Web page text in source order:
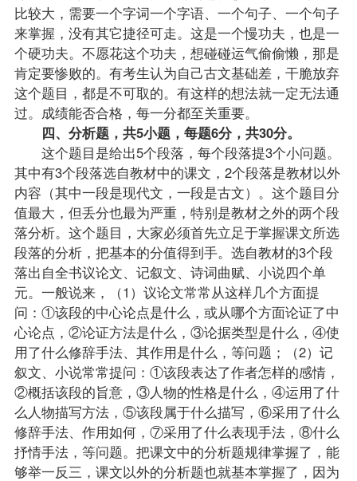
比较大，需要一个字词一个字语、一个句子、一个句子
来掌握，没有其它捷径可走。这是一个慢功夫，也是一
个硬功夫。不愿花这个功夫，想碰碰运气偷偷懒，那是
肯定要惨败的。有考生认为自己古文基础差，干脆放弃
这个题目，都是不可取的。有这样的想法就一定无法通
过。 成绩能否合格，每一分都至关重要。
四、分析题，共5小题，每题6分，共30分。
这个题目是给出5个段落，每个段落提3个小问题。
其中有3个段落选自教材中的课文，2个段落是教材以外
内容（其中一段是现代文，一段是古文）。这个题目分
值最大，但丢分也最为严重，特别是教材之外的两个段
落分析。这个题目，大家必须首先立足于掌握课文所选
段落的分析，把基本的分值得到手。选自教材的3个段
落出自全书议论文、记叙文、诗词曲赋、小说四个单
元。一般说来，（1）议论文常常从这样几个方面提
问：①该段的中心论点是什么，或从哪个方面论证了中
心论点，②论证方法是什么，③论据类型是什么，④使
用了什么修辞手法、其作用是什么，等问题；（2）记
叙文、小说常常提问：①该段表达了作者怎样的感情，
②概括该段的旨意，③人物的性格是什么，④运用了什
么人物描写方法，⑤该段属于什么描写，⑥采用了什么
修辞手法、作用如何，⑦采用了什么表现手法，⑧什么
抒情手法，等问题。把课文中的分析题规律掌握了，能
够举一反三，课文以外的分析题也就基本掌握了，因为